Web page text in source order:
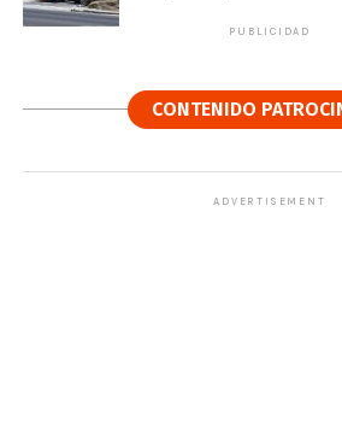
PUBLICIDAD
CONTENIDO
ADVERTISEMENT